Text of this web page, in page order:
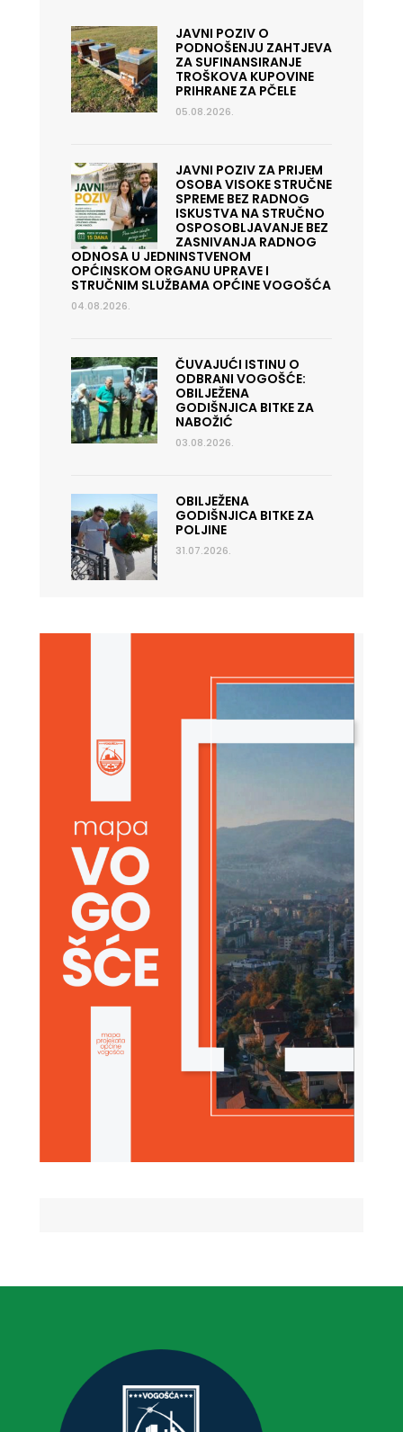
JAVNI POZIV O
PODNOŠENJU ZAHTJEVA
ZA SUFINANSIRANJE
TROŠKOVA KUPOVINE
PRIHRANE ZA PČELE
05.08.2026.
JAVNI POZIV ZA PRIJEM
OSOBA VISOKE STRUČNE
SPREME BEZ RADNOG
ISKUSTVA NA STRUČNO
OSPOSOBLJAVANJE BEZ
ZASNIVANJA RADNOG
ODNOSA U JEDNINSTVENOM
OPĆINSKOM ORGANU UPRAVE I
STRUČNIM SLUŽBAMA OPĆINE VOGOŠĆA
04.08.2026.
ČUVAJUĆI ISTINU O
ODBRANI VOGOŠĆE:
OBILJEŽENA
GODIŠNJICA BITKE ZA
NABOŽIĆ
03.08.2026.
OBILJEŽENA
GODIŠNJICA BITKE ZA
POLJINE
31.07.2026.